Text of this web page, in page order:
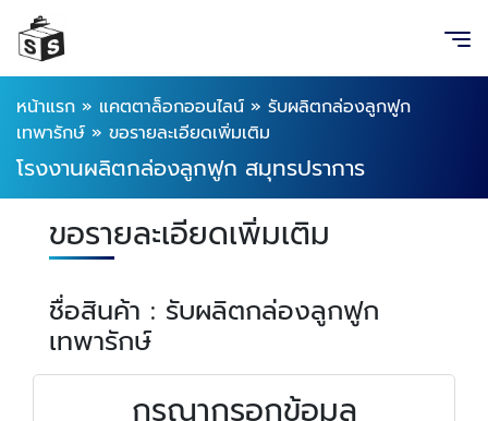
หน้าแรก » แคตตาล็อกออนไลน์ » รับผลิตกล่องลูกฟูก
เทพารักษ์ » ขอรายละเอียดเพิ่มเติม
โรงงานผลิตกล่องลูกฟูก สมุทรปราการ
ขอรายละเอียดเพิ่มเติม
ชื่อสินค้า : รับผลิตกล่องลูกฟูก
เทพารักษ์
กรุณากรอกข้อมูล